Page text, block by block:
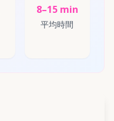
8–15 min
平均時間